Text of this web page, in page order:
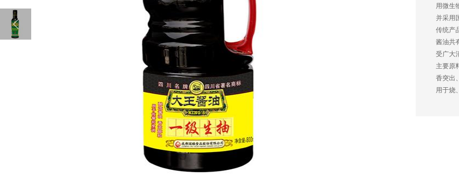
用微生
并采用
传统产
酱油共
受广大
主要原
香突出
用于烧